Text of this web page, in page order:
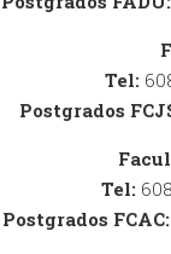
Tel:
Postgrados
Tel:
Postgrados FCAC: